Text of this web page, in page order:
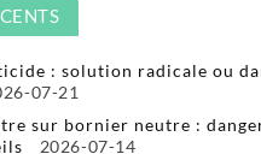
: solution radicale ou
07-21
sur bornier neutre :
2026-07-14